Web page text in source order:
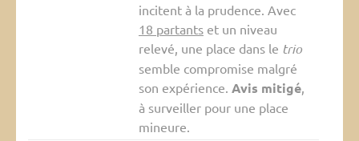
incitent à la prudence. Avec
18 partantset un niveau
relevé, une place dans le trio
semble compromise malgré
son expérience. Avis mitigé,
à surveiller pour une place
mineure.